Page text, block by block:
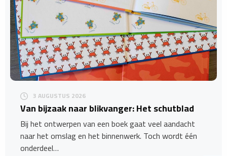
3 AUGUSTUS 2026
Van bijzaak naar blikvanger: Het schutblad
Bij het ontwerpen van een boek gaat veel aandacht
naar het omslag en het binnenwerk. Toch wordt één
onderdeel…